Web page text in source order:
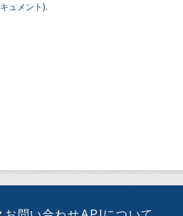
ュメント).